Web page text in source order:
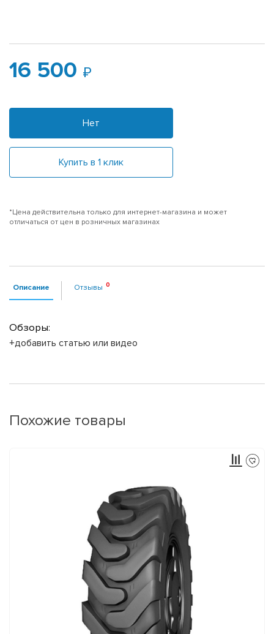
16 500
Нет
Купить в 1 клик
*Цена действительна только для интернет-магазина и может
отличаться от цен в розничных магазинах
Описание Отзывы
Обзоры:
+добавить статью или видео
Похожие товары